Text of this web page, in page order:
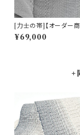
[力士の帯]【オーダー商
繍の名入れオプション有
織 老舗機屋 謹製 京友
¥69,000
+